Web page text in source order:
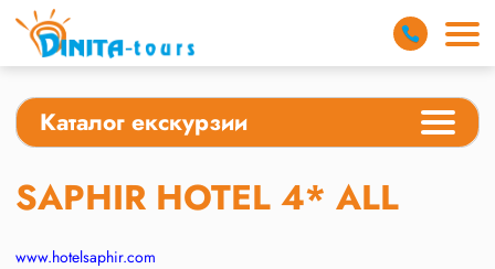
Каталог екскурзии
SAPHIR HOTEL 4* ALL
www.hotelsaphir.com